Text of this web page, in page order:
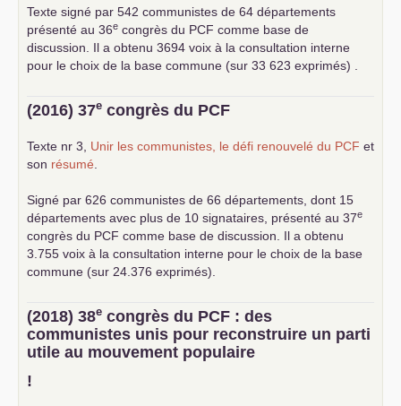
Texte signé par 542 communistes de 64 départements
présenté au 36e congrès du PCF comme base de
discussion. Il a obtenu 3694 voix à la consultation interne
pour le choix de la base commune (sur 33 623 exprimés) .
(2016) 37e congrès du PCF
Texte nr 3, Unir les communistes, le défi renouvelé du PCF et
son résumé
Signé par 626 communistes de 66 départements, dont 15
départements avec plus de 10 signataires, présenté au 37e
congrès du PCF comme base de discussion. Il a obtenu
3.755 voix à la consultation interne pour le choix de la base
commune (sur 24.376 exprimés).
(2018) 38e congrès du PCF : des
communistes unis pour reconstruire un parti
utile au mouvement populaire
!